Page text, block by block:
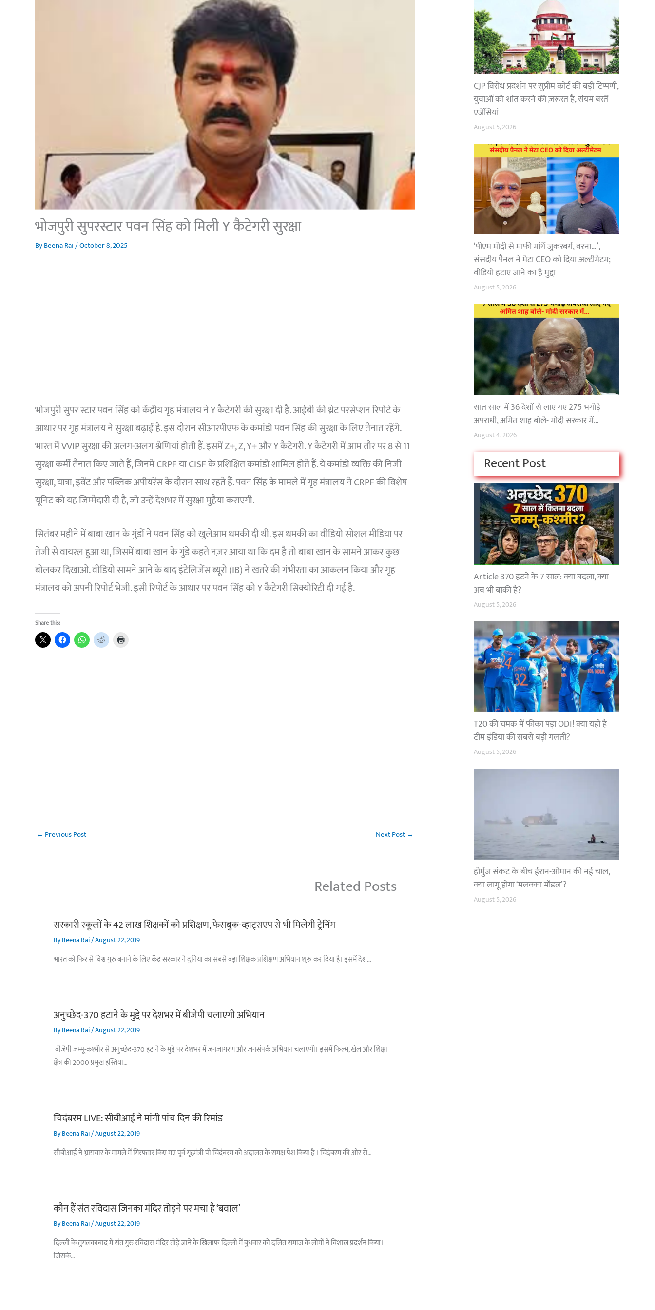
भोजपुरी सुपरस्टार पवन सिंह को मिली Y कैटेगरी सुरक्षा
ByBeena Rai/October 8, 2025
भोजपुरी सुपर स्टार पवन सिंह को केंद्रीय गृह मंत्रालय ने Y कैटेगरी की सुरक्षा दी है. आईबी की थ्रेट परसेप्शन रिपोर्ट के
आधार पर गृह मंत्रालय ने सुरक्षा बढ़ाई है. इस दौरान सीआरपीएफ के कमांडो पवन सिंह की सुरक्षा के लिए तैनात रहेंगे.
भारत में VVIP सुरक्षा की अलग-अलग श्रेणियां होती हैं. इसमें Z+, Z, Y+ और Y कैटेगरी. Y कैटेगरी में आम तौर पर 8 से 11
सुरक्षा कर्मी तैनात किए जाते हैं, जिनमें CRPF या CISF के प्रशिक्षित कमांडो शामिल होते हैं. ये कमांडो व्यक्ति की निजी
सुरक्षा, यात्रा, इवेंट और पब्लिक अपीयरेंस के दौरान साथ रहते हैं. पवन सिंह के मामले में गृह मंत्रालय ने CRPF की विशेष
यूनिट को यह जिम्मेदारी दी है, जो उन्हें देशभर में सुरक्षा मुहैया कराएगी.
सितंबर महीने में बाबा खान के गुंडों ने पवन सिंह को खुलेआम धमकी दी थी. इस धमकी का वीडियो सोशल मीडिया पर
तेजी से वायरल हुआ था, जिसमें बाबा खान के गुंडे कहते नज़र आया था कि दम है तो बाबा खान के सामने आकर कुछ
बोलकर दिखाओ. वीडियो सामने आने के बाद इंटेलिजेंस ब्यूरो (IB) ने खतरे की गंभीरता का आकलन किया और गृह
मंत्रालय को अपनी रिपोर्ट भेजी. इसी रिपोर्ट के आधार पर पवन सिंह को Y कैटेगरी सिक्योरिटी दी गई है.
Share this:
← Previous Post Next Post →
Related Posts
सरकारी स्कूलों के 42 लाख शिक्षकों को प्रशिक्षण, फेसबुक-व्हाट्सएप से भी मिलेगी ट्रेनिंग
ByBeena Rai/August 22, 2019
भारत को फिर से विश्व गुरु बनाने के लिए केंद्र सरकार ने दुनिया का सबसे बड़ा शिक्षक प्रशिक्षण अभियान शुरू कर दिया है। इसमें देश…
अनुच्छेद-370 हटाने के मुद्दे पर देशभर में बीजेपी चलाएगी अभियान
ByBeena Rai/August 22, 2019
बीजेपी जम्मू-कश्मीर से अनुच्छेद-370 हटाने के मुद्दे पर देशभर में जनजागरण और जनसंपर्क अभियान चलाएगी। इसमें फिल्म, खेल और शिक्षा
क्षेत्र की 2000 प्रमुख हस्तिया…
चिदंबरम LIVE: सीबीआई ने मांगी पांच दिन की रिमांड
ByBeena Rai/August 22, 2019
सीबीआई ने भ्रष्टाचार के मामले में गिरफ़्तार किए गए पूर्व गृहमंत्री पी चिदंबरम को अदालत के समक्ष पेश किया है । चिदंबरम की ओर से…
कौन हैं संत रविदास जिनका मंदिर तोड़ने पर मचा है ‘बवाल’
ByBeena Rai/August 22, 2019
दिल्ली के तुगलकाबाद में संत गुरु रविदास मंदिर तोड़े जाने के खिलाफ दिल्ली में बुधवार को दलित समाज के लोगों ने विशाल प्रदर्शन किया।
जिसके…
CJP विरोध प्रदर्शन पर सुप्रीम कोर्ट की बड़ी टिप्पणी,
युवाओं को शांत करने की ज़रूरत है, संयम बरतें
एजेंसियां
August 5, 2026
‘पीएम मोदी से माफी मांगें जुकरबर्ग, वरना…’,
संसदीय पैनल ने मेटा CEO को दिया अल्टीमेटम;
वीडियो हटाए जाने का है मुद्दा
August 5, 2026
सात साल में 36 देशों से लाए गए 275 भगोड़े
अपराधी, अमित शाह बोले- मोदी सरकार में…
August 4, 2026
Recent Post
Article 370 हटने के 7 साल: क्या बदला, क्या
अब भी बाकी है?
August 5, 2026
T20 की चमक में फीका पड़ा ODI! क्या यही है
टीम इंडिया की सबसे बड़ी गलती?
August 5, 2026
होर्मुज संकट के बीच ईरान-ओमान की नई चाल,
क्या लागू होगा ‘मलक्का मॉडल’?
August 5, 2026